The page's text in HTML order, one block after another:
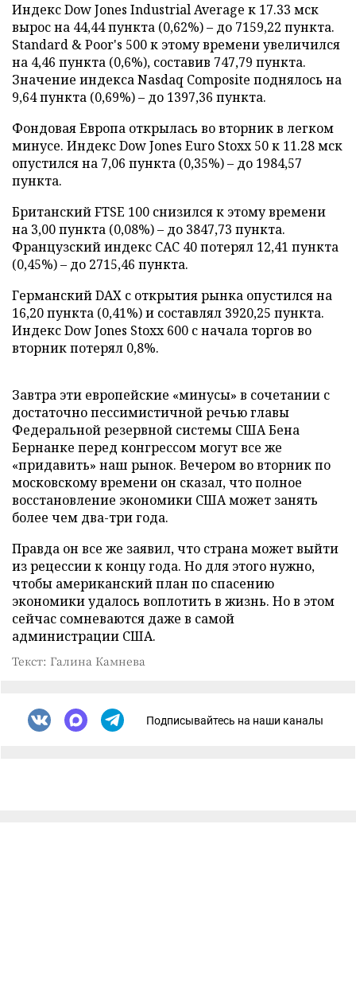
Индекс Dow Jones Industrial Average к 17.33 мск
вырос на 44,44 пункта (0,62%) – до 7159,22 пункта.
Standard & Poor's 500 к этому времени увеличился
на 4,46 пункта (0,6%), составив 747,79 пункта.
Значение индекса Nasdaq Composite поднялось на
9,64 пункта (0,69%) – до 1397,36 пункта.
Фондовая Европа открылась во вторник в легком
минусе. Индекс Dow Jones Euro Stoxx 50 к 11.28 мск
опустился на 7,06 пункта (0,35%) – до 1984,57
пункта.
Британский FTSE 100 снизился к этому времени
на 3,00 пункта (0,08%) – до 3847,73 пункта.
Французский индекс CAC 40 потерял 12,41 пункта
(0,45%) – до 2715,46 пункта.
Германский DAX с открытия рынка опустился на
16,20 пункта (0,41%) и составлял 3920,25 пункта.
Индекс Dow Jones Stoxx 600 с начала торгов во
вторник потерял 0,8%.
Завтра эти европейские «минусы» в сочетании с
достаточно пессимистичной речью главы
Федеральной резервной системы США Бена
Бернанке перед конгрессом могут все же
«придавить» наш рынок. Вечером во вторник по
московскому времени он сказал, что полное
восстановление экономики США может занять
более чем два-три года.
Правда он все же заявил, что страна может выйти
из рецессии к концу года. Но для этого нужно,
чтобы американский план по спасению
экономики удалось воплотить в жизнь. Но в этом
сейчас сомневаются даже в самой
администрации США.
Текст: Галина Камнева
Подписывайтесь на наши каналы